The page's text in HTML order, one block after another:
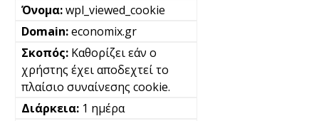
wpl_viewed_cookie
economix.gr
Καθορίζει εάν ο
χρήστης έχει αποδεχτεί το
πλαίσιο συναίνεσης cookie.
1 ημέρα